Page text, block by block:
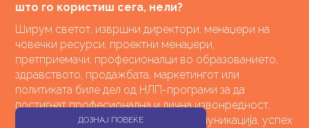
што го користиш сега, нели?
Ширум светот, извршни директори, менаџери на
човечки ресурси, проектни менаџери,
претприемачи, професионалци во образованието,
здравството, продажбата, маркетингот или
политиката биле дел од НЛП-програми за да
постигнат професионална и лична извонредност,
самодоверба, повисоко ниво на комуникација, успех
ДОЗНАЈ ПОВЕЌЕ